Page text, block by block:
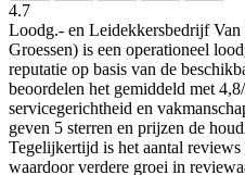
4.7
Loodg.- en Leidekkersbedrijf
Groessen) is een operationeel
reputatie op basis van de
beoordelen het gemiddeld met
servicegerichtheid en
geven 5 sterren en prijzen de
Tegelijkertijd is het aantal
waardoor verdere groei in